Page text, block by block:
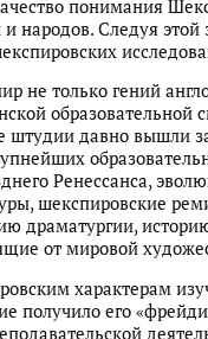
понимания
народов. Следуя этой
не только гений
образовательной
штудии давно вышли
Ренессанса,
шекспировские
драматургии,
от мировой
характерам
получило его